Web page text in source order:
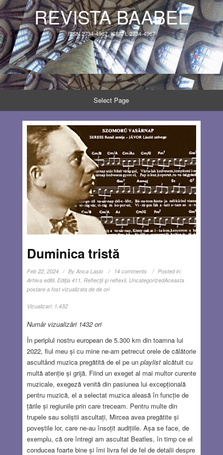
REVISTA BAABEL
ISSN 2734-4967, ISSN-L 2734-4967
Select Page
Duminica tristă
Feb 22, 2024 By Anca Laslo 14 comments
Posted in:
Arhiva editii, Ediţia 411 Reflecţii şi reflexii, UncategorizedAceasta
postare a fost vizualizata de de ori
Vizualizari: 1,432
Număr vizualizări 1432 ori
În periplul nostru european de 5.300 km din toamna lui
2022, fiul meu și cu mine ne-am petrecut orele de călătorie
ascultând muzica pregătită de el pe un playlistalcătuit cu
multă atenție și grijă. Fiind un exeget al mai multor curente
muzicale, exegeză venită din pasiunea lui excepțională
pentru muzică, el a selectat muzica aleasă în funcție de
țările și regiunile prin care treceam. Pentru multe din
trupele sau soliștii ascultați, Mircea avea pregătite și
poveștile lor, care ne-au însoțit audițiile. Așa se face, de
exemplu, că ore întregi am ascultat Beatles, în timp ce el
conducea foarte bine și îmi livra fel de fel de detalii despre